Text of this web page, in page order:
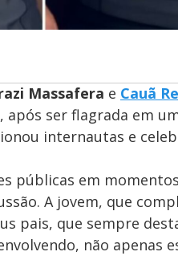
Massafera e Cauã
ser flagrada em
internautas e
públicas em
A jovem, que
pais, que sempre
não apenas